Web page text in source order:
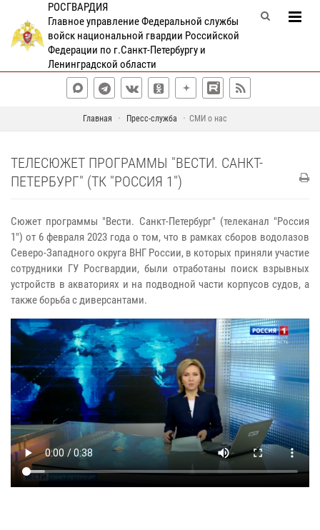
РОСГВАРДИЯ
Главное управление Федеральной службы
войск национальной гвардии Российской
Федерации по г.Санкт-Петербургу и
Ленинградской области
Главная Пресс-служба СМИ о нас
ТЕЛЕСЮЖЕТ ПРОГРАММЫ "ВЕСТИ. САНКТ-
ПЕТЕРБУРГ" (ТК "РОССИЯ 1")
Сюжет программы "Вести. Санкт-Петербург" (телеканал "Россия
1") от 6 февраля 2023 года о том, что в рамках сборов водолазов
Северо-Западного округа ВНГ России, в которых приняли участие
сотрудники ГУ Росгвардии, были отработаны поиск взрывных
устройств в акваториях и на подводной части корпусов судов, а
также борьба с диверсантами.